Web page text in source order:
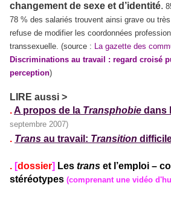
changement de sexe et d’identité.
78 % des salariés trouvent ainsi grave ou
refuse de modifier les coordonnées
transsexuelle. (source : La gazette des
Discriminations au travail : regard croisé
perception)
LIRE aussi >
.A propos de la Transphobie dans
septembre 2007)
. Trans au travail: Transition
. [dossier] Les trans et l’emploi –
stéréotypes (comprenant une vidéo